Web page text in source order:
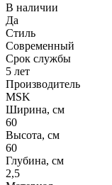
В наличии
Да
Стиль
Современный
Срок службы
5 лет
Производитель
MSK
Ширина, см
60
Высота, см
60
Глубина, см
2,5